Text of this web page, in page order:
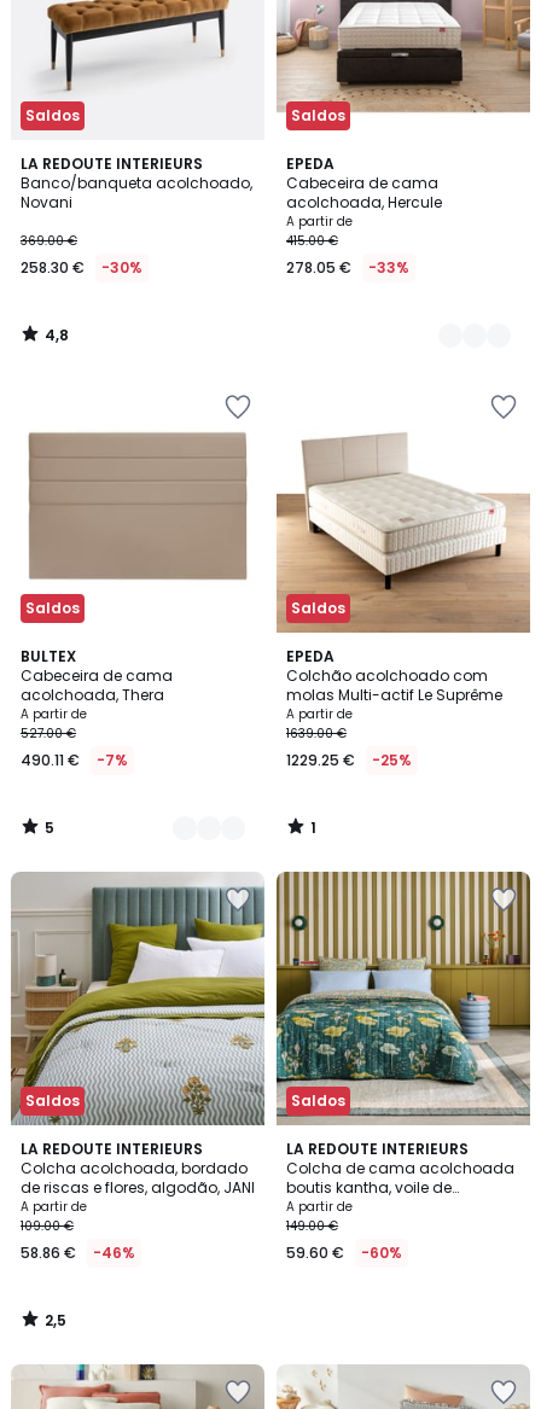
Saldos
LA REDOUTE INTERIEURS
Banco/banqueta acolchoado,
Novani
369.00 €
258.30 € -30%
4,8
/ 5
4,8
/
Saldos
EPEDA
Cabeceira de cama
acolchoada, Hercule
A partir de
415.00 €
278.05 € -33%
2
Cores
Saldos
BULTEX
Cabeceira de cama
acolchoada, Thera
A partir de
527.00 €
490.11 € -7%
5
/
5
4
Cores
5
/
Saldos
EPEDA
Colchão acolchoado com
molas Multi-actif Le Suprême
A partir de
1639.00 €
1229.25 € -25%
1
/
5
1
/
Saldos
LA REDOUTE INTERIEURS
Colcha acolchoada, bordado
de riscas e flores, algodão, JANI
A partir de
109.00 €
58.86 € -46%
2,5
/ 5
2,5
/
Saldos
LA REDOUTE INTERIEURS
Colcha de cama acolchoada
boutis kantha, voile de
algodão, SONG
A partir de
149.00 €
59.60 € -60%